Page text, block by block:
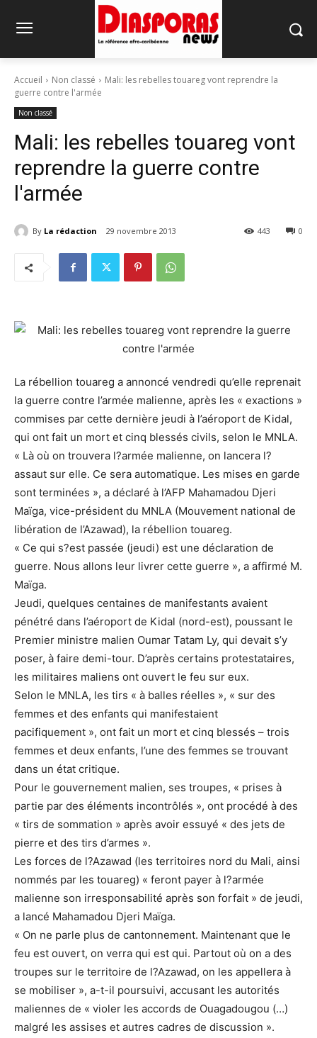
Accueil Non classé
Mali: les rebelles touareg vont reprendre la
guerre contre l'armée
Non classé
Mali: les rebelles touareg vont
reprendre la guerre contre
l'armée
By La rédaction 29 novembre 2013 0
443
La rébellion touareg a annoncé vendredi qu’elle reprenait
la guerre contre l’armée malienne, après les « exactions »
commises par cette dernière jeudi à l’aéroport de Kidal,
qui ont fait un mort et cinq blessés civils, selon le MNLA.
« Là où on trouvera l?armée malienne, on lancera l?
assaut sur elle. Ce sera automatique. Les mises en garde
sont terminées », a déclaré à l’AFP Mahamadou Djeri
Maïga, vice-président du MNLA (Mouvement national de
libération de l’Azawad), la rébellion touareg.
« Ce qui s?est passée (jeudi) est une déclaration de
guerre. Nous allons leur livrer cette guerre », a affirmé M.
Maïga.
Jeudi, quelques centaines de manifestants avaient
pénétré dans l’aéroport de Kidal (nord-est), poussant le
Premier ministre malien Oumar Tatam Ly, qui devait s’y
poser, à faire demi-tour. D’après certains protestataires,
les militaires maliens ont ouvert le feu sur eux.
Selon le MNLA, les tirs « à balles réelles », « sur des
femmes et des enfants qui manifestaient
pacifiquement », ont fait un mort et cinq blessés – trois
femmes et deux enfants, l’une des femmes se trouvant
dans un état critique.
Pour le gouvernement malien, ses troupes, « prises à
partie par des éléments incontrôlés », ont procédé à des
« tirs de sommation » après avoir essuyé « des jets de
pierre et des tirs d’armes ».
Les forces de l?Azawad (les territoires nord du Mali, ainsi
nommés par les touareg) « feront payer à l?armée
malienne son irresponsabilité après son forfait » de jeudi,
a lancé Mahamadou Djeri Maïga.
« On ne parle plus de cantonnement. Maintenant que le
feu est ouvert, on verra qui est qui. Partout où on a des
troupes sur le territoire de l?Azawad, on les appellera à
se mobiliser », a-t-il poursuivi, accusant les autorités
maliennes de « violer les accords de Ouagadougou (…)
malgré les assises et autres cadres de discussion ».